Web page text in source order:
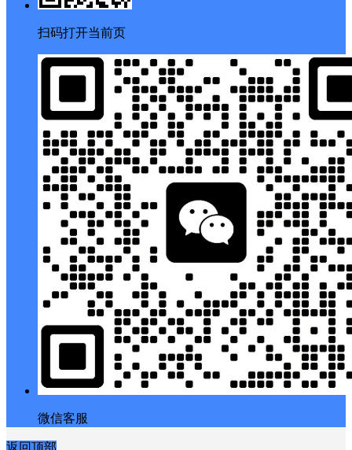
扫码打开当前页
微信客服
返回顶部